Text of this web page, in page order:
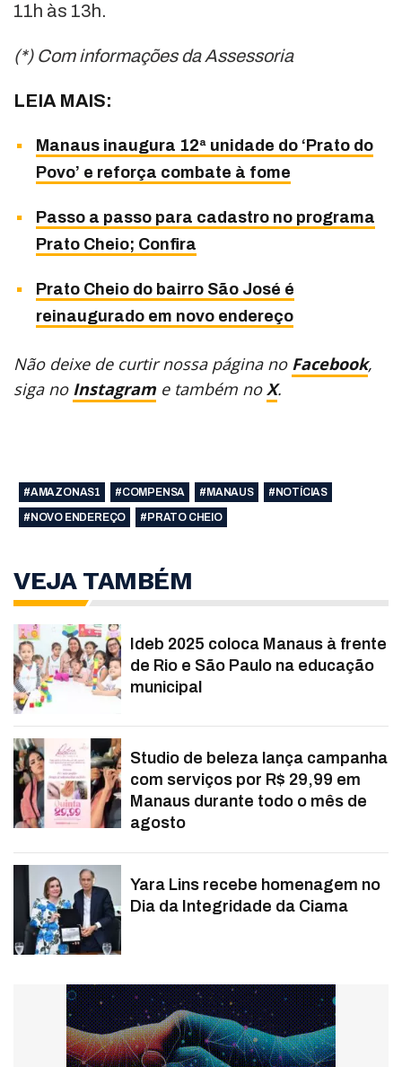
11h às 13h.
(*) Com informações da Assessoria
LEIA MAIS:
Manaus inaugura 12ª unidade do ‘Prato do
Povo’ e reforça combate à fome
Passo a passo para cadastro no programa
Prato Cheio; Confira
Prato Cheio do bairro São José é
reinaugurado em novo endereço
Não deixe de curtir nossa página no Facebook,
siga no Instagram e também noX.
#AMAZONAS1 #COMPENSA #MANAUS
#NOTÍCIAS
#NOVO ENDEREÇO
#PRATO CHEIO
VEJA TAMBÉM
Ideb 2025 coloca Manaus à frente
de Rio e São Paulo na educação
municipal
Studio de beleza lança campanha
com serviços por R$ 29,99 em
Manaus durante todo o mês de
agosto
Yara Lins recebe homenagem no
Dia da Integridade da Ciama